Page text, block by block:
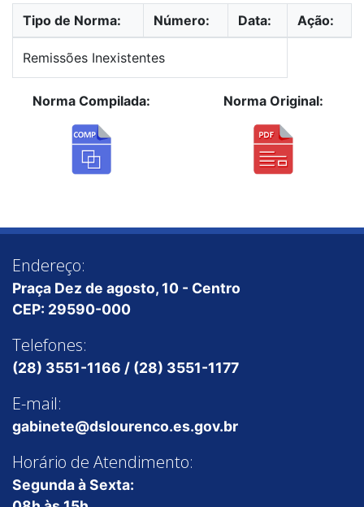
Tipo de Norma: Número: Data: Ação:
Remissões Inexistentes
Norma Compilada: Norma Original:
Endereço:
Praça Dez de agosto, 10 - Centro
CEP: 29590-000
Telefones:
(28) 3551-1166 / (28) 3551-1177
E-mail:
gabinete@dslourenco.es.gov.br
Horário de Atendimento:
Segunda à Sexta: